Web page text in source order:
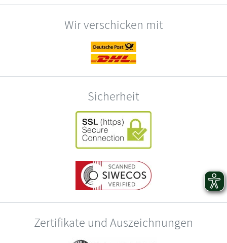
Wir verschicken mit
Sicherheit
Zertifikate und Auszeichnungen